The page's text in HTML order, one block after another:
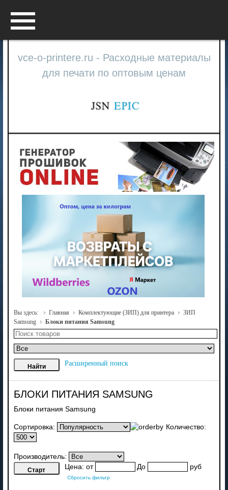
vce-o-printere.ru - Расходные материалы
для печати по оптовым ценам
Вы здесь: Главная Комплектующие (ЗИП) для принтера
ЗИП
Samsung
Блоки питания Samsung
Расширенный поиск
БЛОКИ ПИТАНИЯ SAMSUNG
Блоки питания Samsung
Сортировка: Количество:
Производитель:
Цена: от До руб
Сбросить фильтр